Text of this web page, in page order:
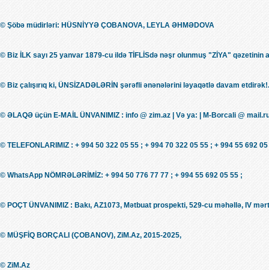
© Şöbə müdirləri: HÜSNİYYƏ ÇOBANOVA, LEYLA ƏHMƏDOVA
© Biz İLK sayı 25 yanvar 1879-cu ildə TİFLİSdə nəşr olunmuş "ZİYA" qəzetinin
© Biz çalışırıq ki, ÜNSİZADƏLƏRİN şərəfli ənənələrini ləyaqətlə davam
© ƏLAQƏ üçün E-MAİL ÜNVANIMIZ : info @ zim.az | Və ya: | M-Borcali @
© TELEFONLARIMIZ : + 994 50 322 05 55 ; + 994 70 322 05 55 ; + 994 55 692
© WhatsApp NÖMRƏLƏRİMİZ: + 994 50 776 77 77 ; + 994 55 692 05 55 ;
© POÇT ÜNVANIMIZ : Bakı, AZ1073, Mətbuat prospekti, 529-cu məhəllə, IV
© MÜŞFİQ BORÇALI (ÇOBANOV), ZiM.Az, 2015-2025,
© ZiM.Az